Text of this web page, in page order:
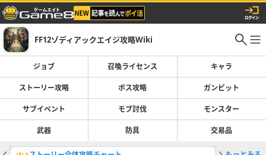
FF12ゾディアックエイジ攻略Wiki
ジョブ 召喚ライセンス キャラ
ストーリー攻略 ボス攻略 ガンビット
サブイベント モブ討伐 モンスター
武器 防具 交易品